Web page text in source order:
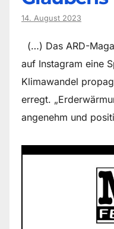
14. August 2023
(…) Das ARD-
auf Instagram eine
Klimawandel
erregt.
angenehm und